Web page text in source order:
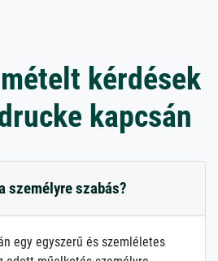
kérdések
kapcsán
személyre szabás?
egy egyszerű és szemléletes